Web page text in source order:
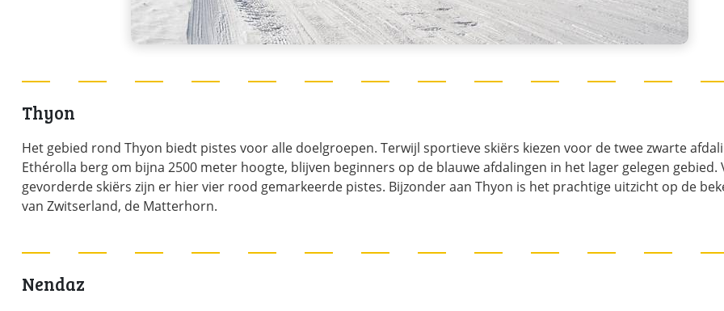
Thyon
Het gebied rond Thyon biedt pistes voor alle doelgroepen. Terwijl sportieve skiërs kiezen voor de twee zwarte
Ethérolla berg om bijna 2500 meter hoogte, blijven beginners op de blauwe afdalingen in het lager gelegen gebied.
gevorderde skiërs zijn er hier vier rood gemarkeerde pistes. Bijzonder aan Thyon is het prachtige uitzicht op de
van Zwitserland, de Matterhorn.
Nendaz